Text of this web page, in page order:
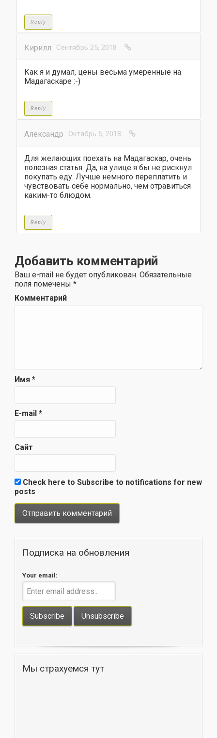
Reply
Кирилл Сентябрь 25, 2018
Как я и думал, цены весьма умеренные на
Мадагаскаре :-)
Reply
Александр Октябрь 5, 2018
Для желающих поехать на Мадагаскар, очень
полезная статья. Да, на улице я бы не рискнул
покупать еду. Лучше немного переплатить и
чувствовать себе нормально, чем отравиться
каким-то блюдом.
Reply
Добавить комментарий
Ваш e-mail не будет опубликован. Обязательные
поля помечены *
Комментарий
Имя *
E-mail *
Сайт
Check here to Subscribe to notifications for new
posts
Подписка на обновления
Your email:
Мы страхуемся тут